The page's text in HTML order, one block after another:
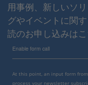
用事例、新しいソ
グやイベントに関
読のお申し込みはこ
Enable form call
At this point, an input form
process your newsletter